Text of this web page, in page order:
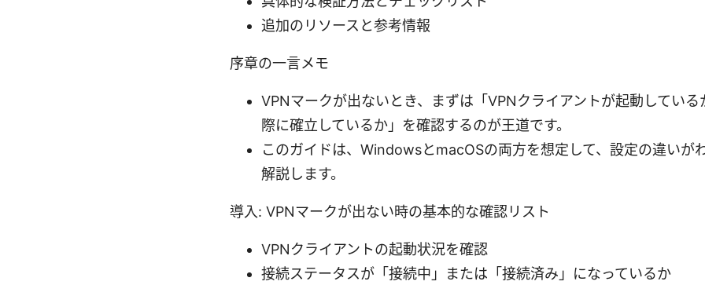
追加のリソースと参考情報
序章の一言メモ
VPNマークが出ないとき、まずは「VPNクライアントが起動してい
際に確立しているか」を確認するのが王道です。
このガイドは、WindowsとmacOSの両方を想定して、設定の違いが
解説します。
導入: VPNマークが出ない時の基本的な確認リスト
VPNクライアントの起動状況を確認
接続ステータスが「接続中」または「接続済み」になっているか